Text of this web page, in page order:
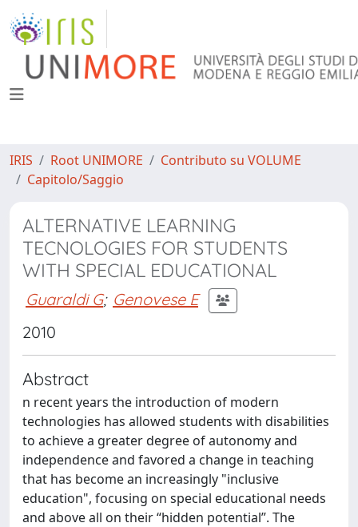
IRIS Root UNIMORE
Contributo su VOLUME
Capitolo/Saggio
ALTERNATIVE LEARNING
TECNOLOGIES FOR STUDENTS
WITH SPECIAL EDUCATIONAL
Guaraldi G; Genovese E
2010
Abstract
n recent years the introduction of modern
technologies has allowed students with disabilities
to achieve a greater degree of autonomy and
independence and favored a change in teaching
that has become an increasingly "inclusive
education", focusing on special educational needs
and above all on their “hidden potential”. The